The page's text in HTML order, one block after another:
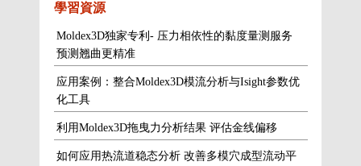
學習資源
Moldex3D独家专利- 压力相依性的黏度量测服务
预测翘曲更精准
应用案例：整合Moldex3D模流分析与Isight参数优
化工具
利用Moldex3D拖曳力分析结果 评估金线偏移
如何应用热流道稳态分析 改善多模穴成型流动平